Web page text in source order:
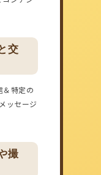
交
＆特定の
ッセージ
撮